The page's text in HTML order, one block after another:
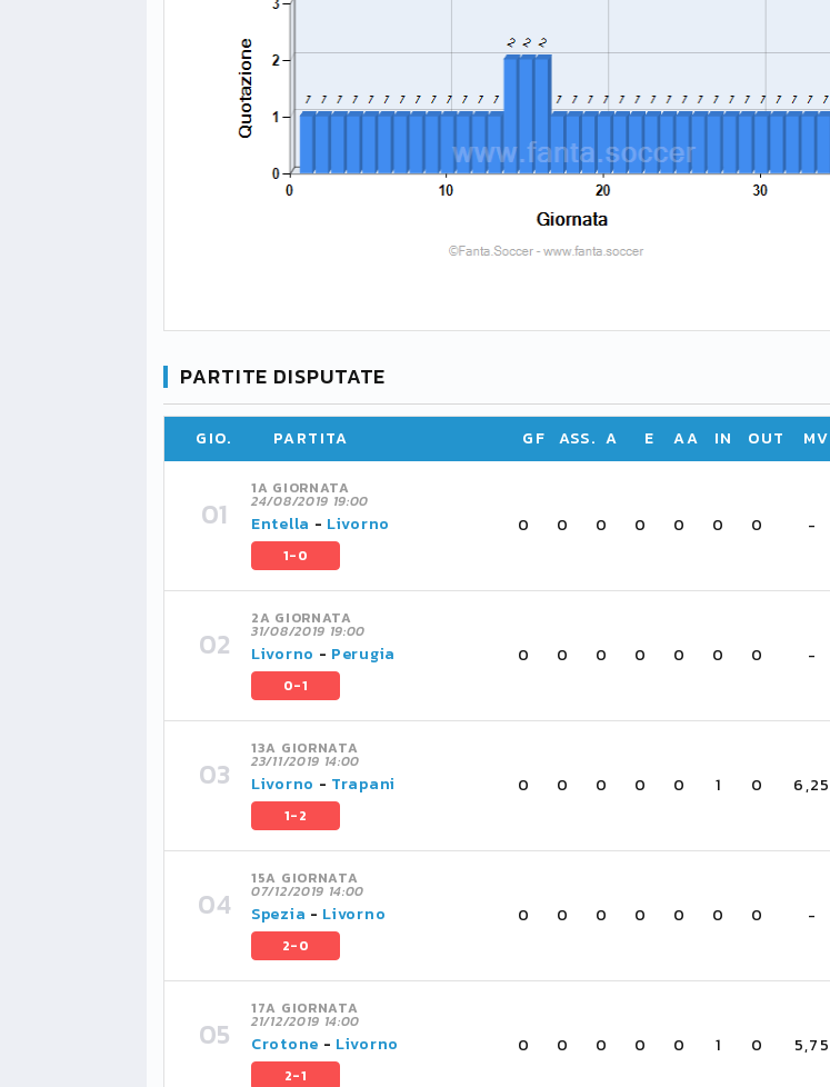
PARTITE DISPUTATE
GIO. PARTITA GF ASS. A E AA IN OUT MV
1A GIORNATA
24/08/2019 19:00
Entella - Livorno
1-0
0 0 0 0 0 0 0 -
2A GIORNATA
31/08/2019 19:00
Livorno - Perugia
0-1
0 0 0 0 0 0 0 -
13A GIORNATA
23/11/2019 14:00
Livorno - Trapani
1-2
0 0 0 0 0 1 0 6,25
15A GIORNATA
07/12/2019 14:00
Spezia - Livorno
2-0
0 0 0 0 0 0 0 -
17A GIORNATA
21/12/2019 14:00
Crotone - Livorno
2-1
0 0 0 0 0 1 0 5,75